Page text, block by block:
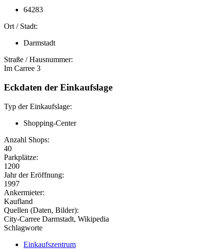
64283
Ort / Stadt:
Darmstadt
Straße / Hausnummer:
Im Carree 3
Eckdaten der Einkaufslage
Typ der Einkaufslage:
Shopping-Center
Anzahl Shops:
40
Parkplätze:
1200
Jahr der Eröffnung:
1997
Ankermieter:
Kaufland
Quellen (Daten, Bilder):
City-Carree Darmstadt, Wikipedia
Schlagworte
Einkaufszentrum